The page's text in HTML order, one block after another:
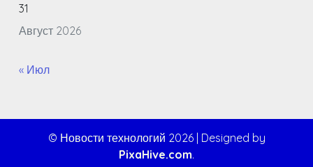
Август 2026
31
« Июл
© Новости технологий 2026 | Designed by
PixaHive.com.